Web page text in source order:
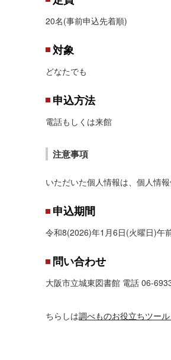
20名(事前申込先着順)
対象
どなたでも
申込方法
電話もしくは来館
注意事項
いただいた個人情報は、個人情
申込期間
令和8(2026)年1月6日(火曜日)午
問い合わせ
大阪市立城東図書館 電話 06-
ちらしは調べものお役立ちツー